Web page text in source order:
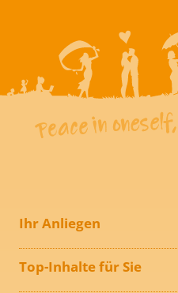
Ihr Anliegen
Top-Inhalte für Sie